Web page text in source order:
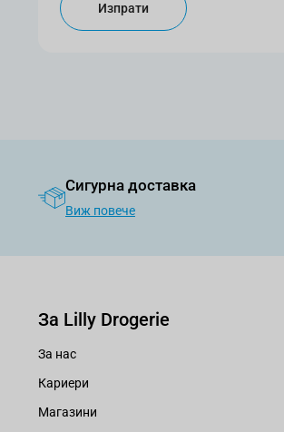
Изпрати
Сигурна доставка
Виж повече
За Lilly Drogerie
За нас
Кариери
Магазини